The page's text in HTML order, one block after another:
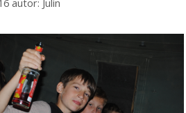
autor: Julin